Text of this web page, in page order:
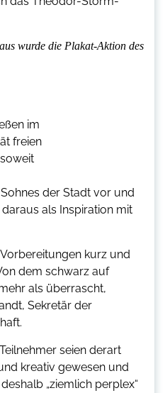
wurde die Plakat-Aktion des
im
freien
der Stadt vor und
als Inspiration mit
kurz und
dem schwarz auf
als überrascht,
Sekretär der
seien derart
kreativ gewesen und
„ziemlich perplex“